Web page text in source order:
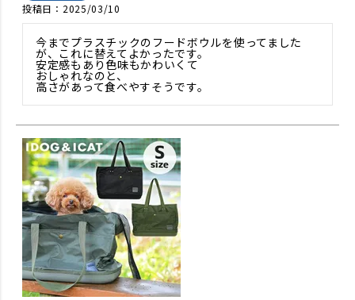
投稿日 2025/03/10
今までプラスチックのフードボウルを使ってました
が、これに替えてよかったです。
安定感もあり色味もかわいくて
おしゃれなのと、
高さがあって食べやすそうです。